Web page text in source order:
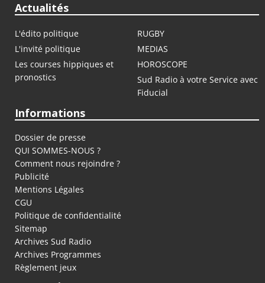
Actualités
L'édito politique
RUGBY
L'invité politique
MEDIAS
Les courses hippiques et
pronostics
HOROSCOPE
Sud Radio à votre Service avec
Fiducial
Informations
Dossier de presse
QUI SOMMES-NOUS ?
Comment nous rejoindre ?
Publicité
Mentions Légales
CGU
Politique de confidentialité
Sitemap
Archives Sud Radio
Archives Programmes
Règlement jeux